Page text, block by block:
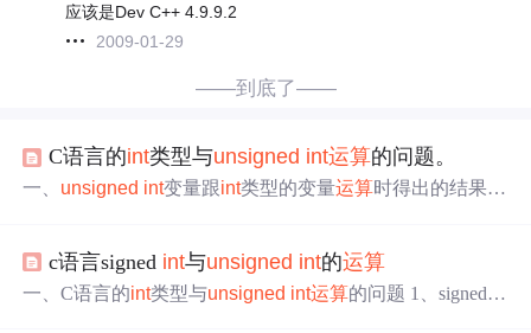
应该是Dev C++ 4.9.9.2
2009-01-29
——到底了——
C语言的int类型与unsigned int运算的问题。
一、 unsigned int变量跟int类型的变量运算时得出的结果是
c语言signed int与unsigned int的运算
一、C语言的int类型与unsigned int运算的问题 1、signedin